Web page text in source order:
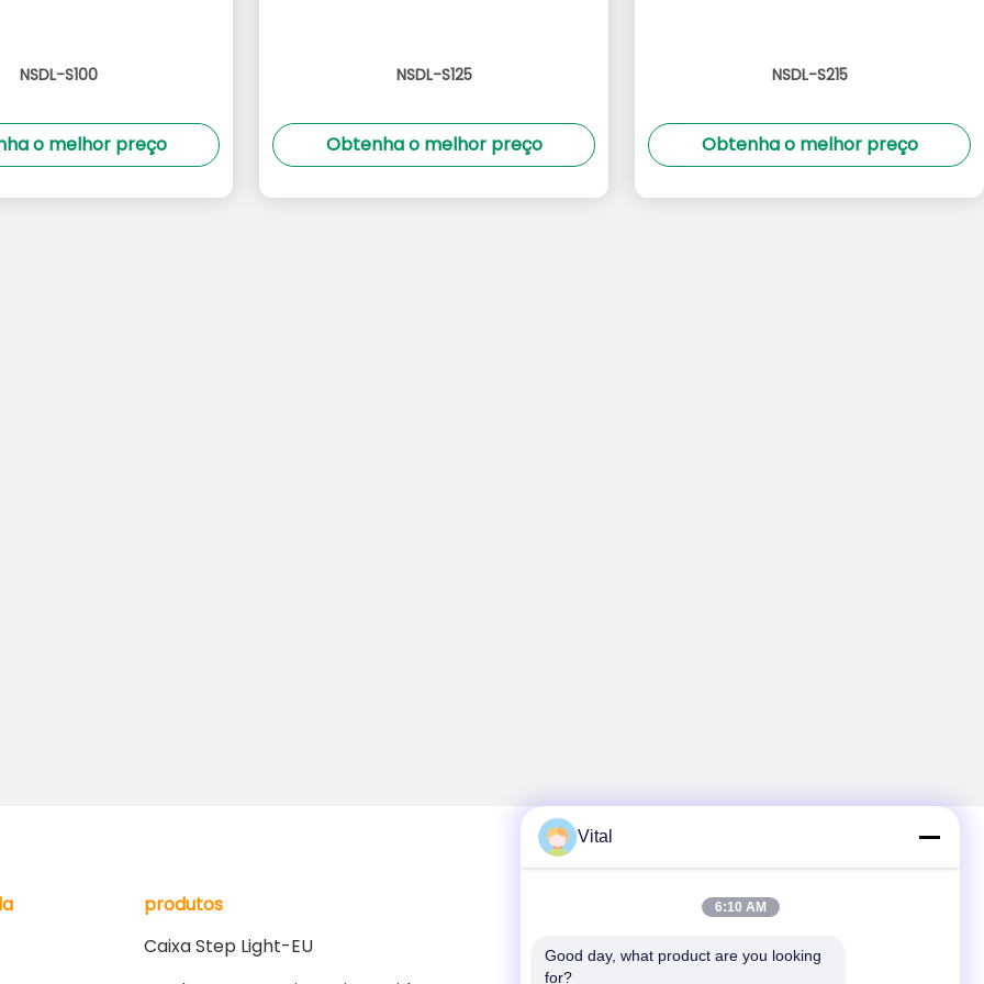
NSDL-S100
o melhor preço
NSDL-S125
Obtenha o melhor preço
NSDL-S215
Obtenha o melhor preço
produtos
Caixa Step Light-EU
Contato rápido
Telefone
Vital
6:10 AM
Good day, what product are you looking
for?